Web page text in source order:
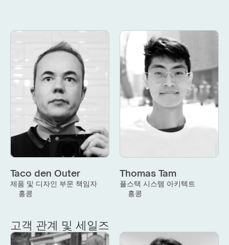
Taco den Outer
제품 및 디자인 부문 책임자
홍콩
Thomas Tam
풀스택 시스템 아키텍트
홍콩
고객 관계 및 세일즈